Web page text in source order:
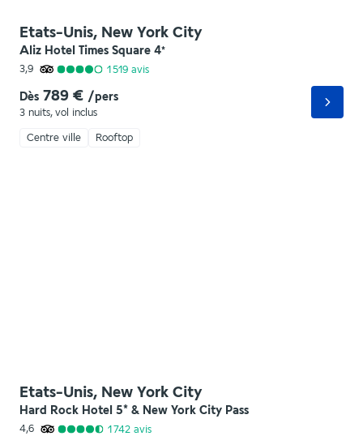
Etats-Unis, New York City
Aliz Hotel Times Square 4*
3,9
1 519 avis
Dès 789 € /pers
3 nuits, vol inclus
Centre ville Rooftop
Etats-Unis, New York City
Hard Rock Hotel 5* & New York City Pass
4,6 1 742 avis